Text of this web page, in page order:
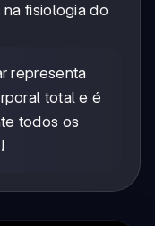
fisiologia do
representa
total e é
todos os